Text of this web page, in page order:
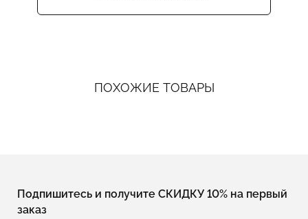
ПОХОЖИЕ ТОВАРЫ
Подпишитесь и получите СКИДКУ 10% на первый
заказ